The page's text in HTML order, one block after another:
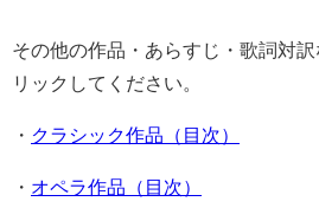
その他の作品・あらすじ・歌詞対
リックしてください。
・ クラシック作品（目次）
・ オペラ作品（目次）